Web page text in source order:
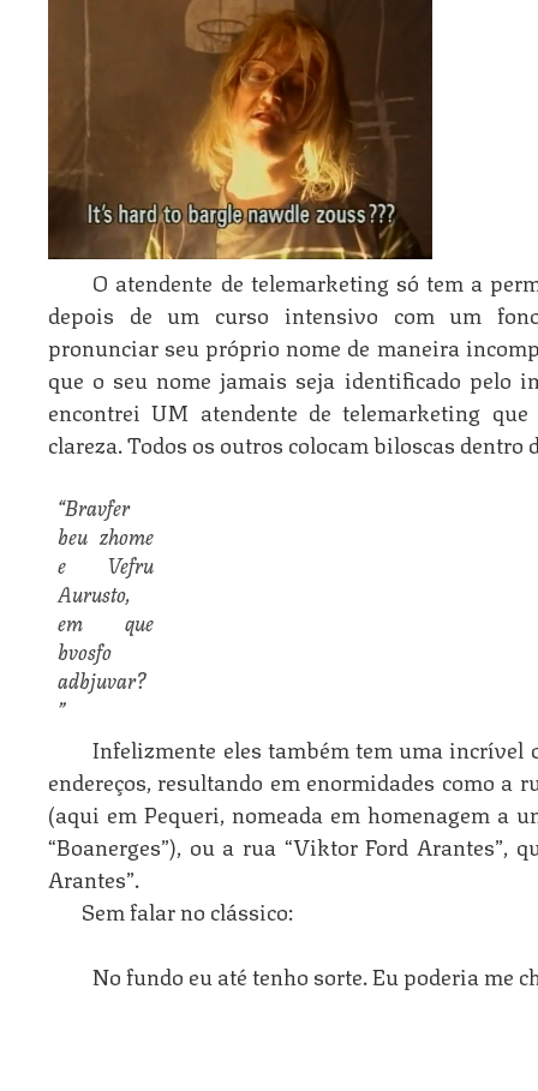
O atendente de telemarketing só tem a
depois de um curso intensivo com um
pronunciar seu próprio nome de maneira
que o seu nome jamais seja identificado pelo
encontrei UM atendente de telemarketing
clareza. Todos os outros colocam biloscas dentro
“Bravfer
beu zhome
e Vefru
Aurusto,
em que
bvosfo
adbjuvar?
”
Infelizmente eles também tem uma incrível
endereços, resultando em enormidades como a
(aqui em Pequeri, nomeada em homenagem a
“Boanerges”), ou a rua “Viktor Ford Arantes”,
Arantes”.
Sem falar no clássico:
No fundo eu até tenho sorte. Eu poderia me